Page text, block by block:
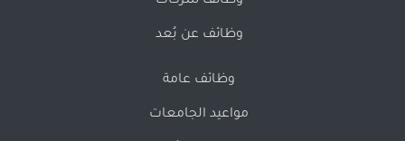
وظائف عن بُعد
وظائف عامة
مواعيد الجامعات